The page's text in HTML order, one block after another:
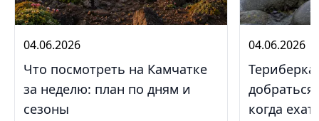
04.06.2026
Что посмотреть на Камчатке
за неделю: план по дням и
сезоны
04.06.2026
когда